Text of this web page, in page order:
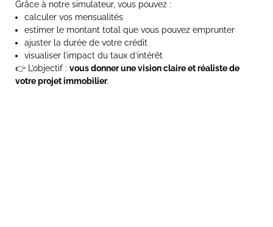
Grâce à notre simulateur, vous pouvez :
calculer vos mensualités
estimer le montant total que vous pouvez emprunter
ajuster la durée de votre crédit
visualiser l’impact du taux d’intérêt
👉 L’objectif : vous donner une vision claire et réaliste de
votre projet immobilier.